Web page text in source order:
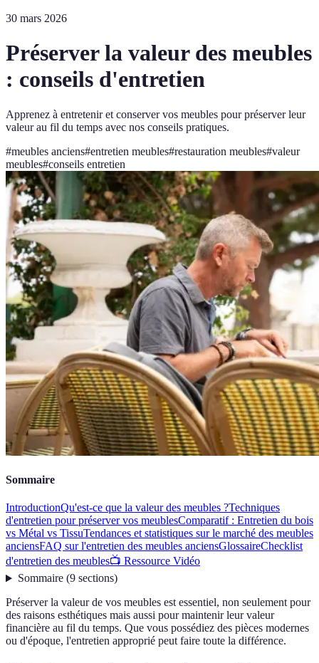
30 mars 2026
Préserver la valeur des meubles
: conseils d'entretien
Apprenez à entretenir et conserver vos meubles pour préserver leur
valeur au fil du temps avec nos conseils pratiques.
#meubles anciens#entretien meubles#restauration meubles#valeur
meubles#conseils entretien
Sommaire
IntroductionQu'est-ce que la valeur des meubles ?Techniques
d'entretien pour préserver vos meublesComparatif : Entretien du bois
vs Métal vs TissuTendances et statistiques sur le marché des meubles
anciensFAQ sur l'entretien des meubles anciensGlossaireChecklist
d'entretien des meubles📺 Ressource Vidéo
Sommaire(9 sections)
Préserver la valeur de vos meubles est essentiel, non seulement pour
des raisons esthétiques mais aussi pour maintenir leur valeur
financière au fil du temps. Que vous possédiez des pièces modernes
ou d'époque, l'entretien approprié peut faire toute la différence.